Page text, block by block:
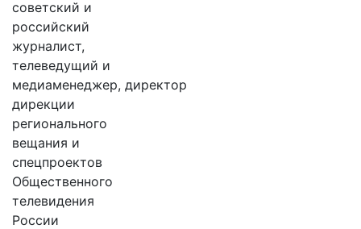
советский и
российский
журналист,
телеведущий и
медиаменеджер, директор
дирекции
регионального
вещания и
спецпроектов
Общественного
телевидения
России